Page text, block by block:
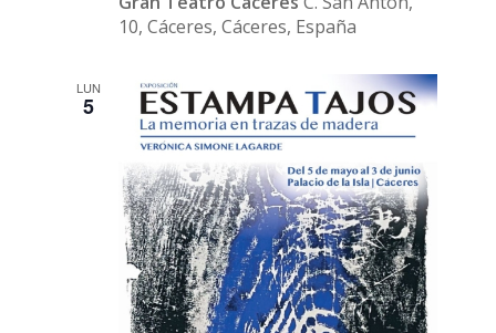
10, Cáceres, Cáceres, España
LUN
5